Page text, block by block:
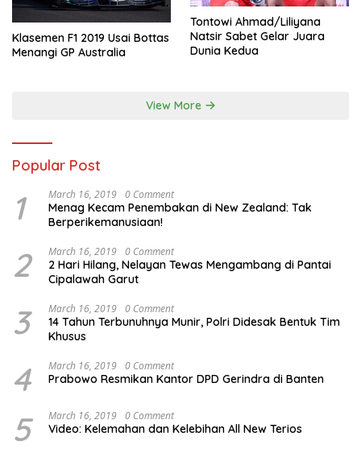
Klasemen F1 2019 Usai Bottas
Menangi GP Australia
Tontowi Ahmad/Liliyana
Natsir Sabet Gelar Juara
Dunia Kedua
View More
Popular Post
1 March 16, 2019 0 Comment
Menag Kecam Penembakan di New Zealand: Tak
Berperikemanusiaan!
2 March 16, 2019 0 Comment
2 Hari Hilang, Nelayan Tewas Mengambang di Pantai
Cipalawah Garut
3 March 16, 2019 0 Comment
14 Tahun Terbunuhnya Munir, Polri Didesak Bentuk Tim
Khusus
4 March 16, 2019 0 Comment
Prabowo Resmikan Kantor DPD Gerindra di Banten
5 March 16, 2019 0 Comment
Video: Kelemahan dan Kelebihan All New Terios